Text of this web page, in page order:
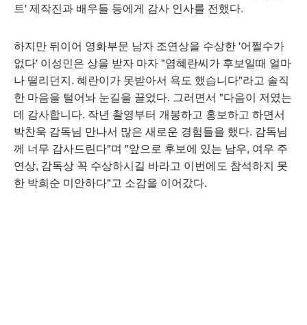
트' 제작진과 배우들 등에게 감사 인사를 전했다.
하지만 뒤이어 영화부문 남자 조연상을 수상한 '어쩔수가
없다' 이성민은 상을 받자 마자 "염혜란씨가 후보일때 얼마
나 떨리던지. 혜란이가 못받아서 욕도 했습니다"라고 솔직
한 마음을 털어놔 눈길을 끌었다. 그러면서 "다음이 저였는
데 감사합니다. 작년 촬영부터 개봉하고 홍보하고 하면서
박찬욱 감독님 만나서 많은 새로운 경험들을 했다. 감독님
께 너무 감사드린다"며 "앞으로 후보에 있는 남우, 여우 주
연상, 감독상 꼭 수상하시길 바라고 이번에도 참석하지 못
한 박희순 미안하다"고 소감을 이어갔다.